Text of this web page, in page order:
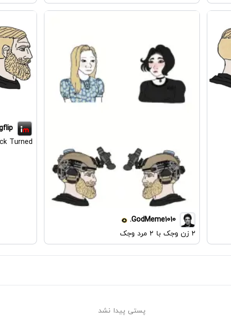
GodMeme1010.
۲ زن وجک با ۲ مرد وجک
Turned
پستی پیدا نشد